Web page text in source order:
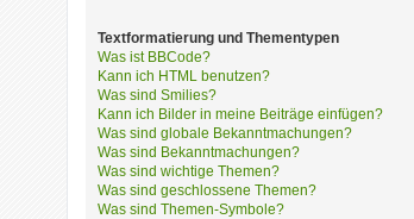
Textformatierung und Thementypen
Was ist BBCode?
Kann ich HTML benutzen?
Was sind Smilies?
Kann ich Bilder in meine Beiträge einfügen?
Was sind globale Bekanntmachungen?
Was sind Bekanntmachungen?
Was sind wichtige Themen?
Was sind geschlossene Themen?
Was sind Themen-Symbole?